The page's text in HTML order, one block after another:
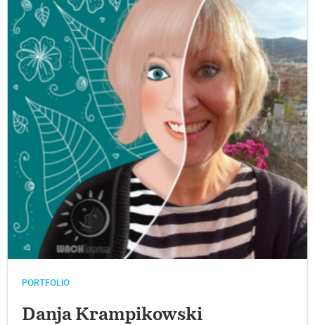
PORTFOLIO
Danja Krampikowski